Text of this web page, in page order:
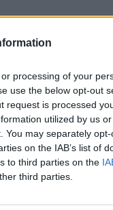
processing of your
use the below opt-out
request is processed
utilized by us
You may separately
on the IAB’s list of
to third parties on the
third parties.
a las
ya cumple
Plenos